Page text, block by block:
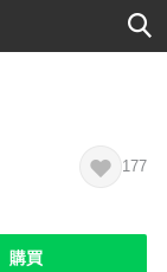
177
購買